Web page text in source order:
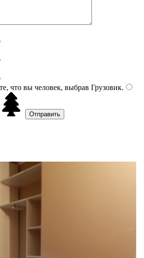
что вы человек, выбрав Грузовик.